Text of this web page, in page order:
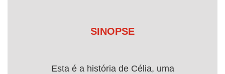
SINOPSE
Esta é a história de Célia, uma